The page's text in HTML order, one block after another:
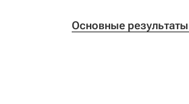
Основные